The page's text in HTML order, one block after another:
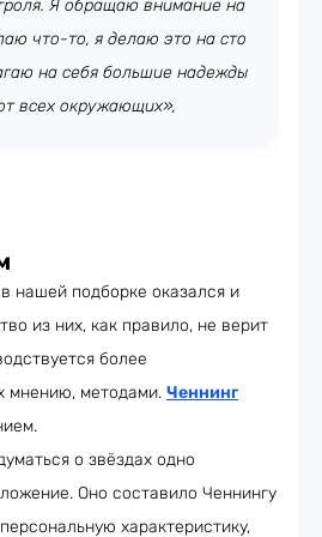
Я обращаю внимание на
что-то, я делаю это на сто
на себя большие надежды
всех окружающих»,
нашей подборке оказался и
из них, как правило, не верит
более
мнению, методами. Ченнинг
о звёздах одно
Оно составило Ченнингу
характеристику,